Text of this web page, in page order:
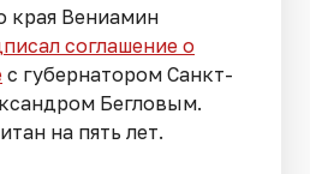
края Вениамин
соглашение о
с губернатором Санкт-
Бегловым.
на пять лет.